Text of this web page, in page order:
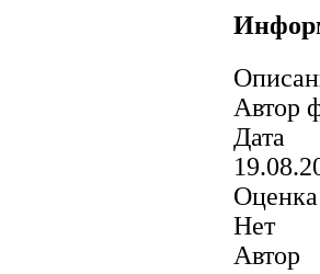
Автор
Дата
Оценка
Нет
Автор